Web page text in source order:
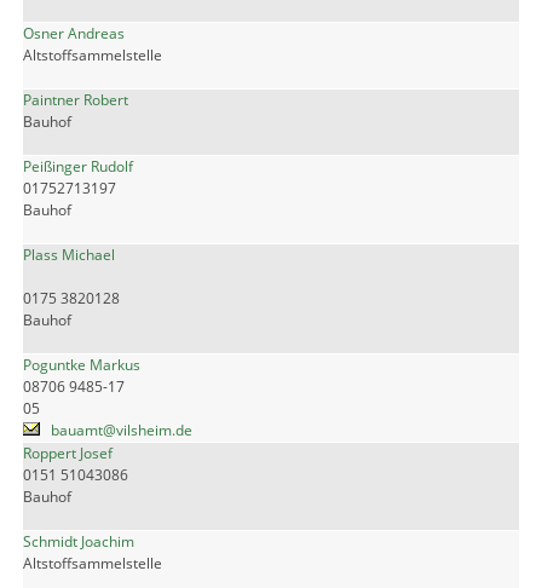
Osner Andreas
Altstoffsammelstelle
Paintner Robert
Bauhof
Peißinger Rudolf
01752713197
Bauhof
Plass Michael
0175 3820128
Bauhof
Poguntke Markus
08706 9485-17
05
bauamt@vilsheim.de
Roppert Josef
0151 51043086
Bauhof
Schmidt Joachim
Altstoffsammelstelle